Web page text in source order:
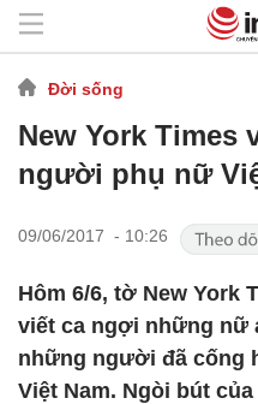
Đời sống
New York Times
người phụ nữ
09/06/2017 - 10:26
Hôm 6/6, tờ New York
viết ca ngợi những nữ
những người đã cống
Việt Nam. Ngòi bút